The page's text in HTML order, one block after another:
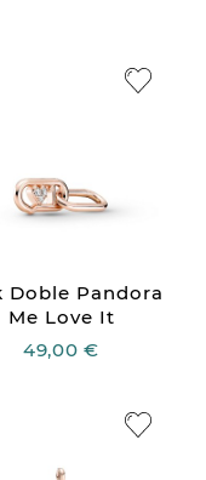
Doble Pandora
Me Love It
49,00 €